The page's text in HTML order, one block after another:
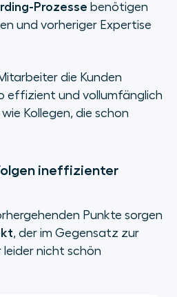
Prozesse benötigen
und vorheriger Expertise
die Kunden
effizient und vollumfänglich
Kollegen, die schon
ineffizienter
Punkte sorgen
, der im Gegensatz zur
leider nicht schön